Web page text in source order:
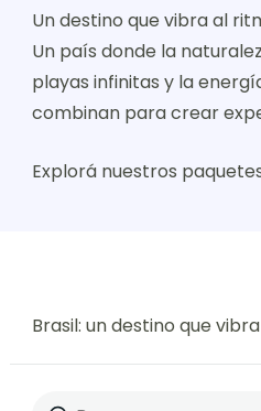
Un destino que vibra al
Un país donde la
playas infinitas y la
combinan para crear
Explorá nuestros
Brasil: un destino que